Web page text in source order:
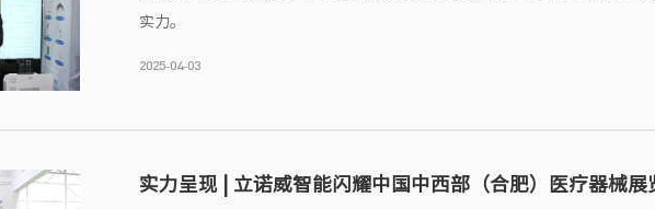
实力。
2025-04-03
实力呈现 | 立诺威智能闪耀中国中西部（合肥）医疗器械展